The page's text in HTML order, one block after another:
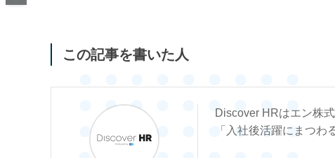
この記事を書いた人
Discover HRはエン株
「入社後活躍にまつわ